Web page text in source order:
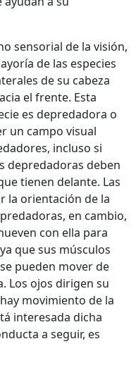
sensorial de la visión,
de las especies
de su cabeza
el frente. Esta
es depredadora o
un campo visual
incluso si
depredadoras deben
tienen delante. Las
la orientación de la
en cambio,
con ella para
que sus músculos
pueden mover de
Los ojos dirigen su
movimiento de la
interesada dicha
a seguir, es